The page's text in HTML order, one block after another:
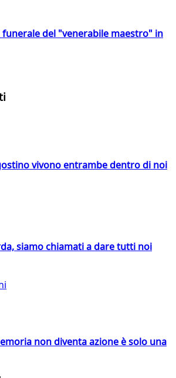
del "venerabile maestro" in
vivono entrambe dentro di noi
siamo chiamati a dare tutti noi
non diventa azione è solo una